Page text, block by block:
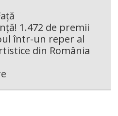
1.472 de premii
într-un reper al
din România